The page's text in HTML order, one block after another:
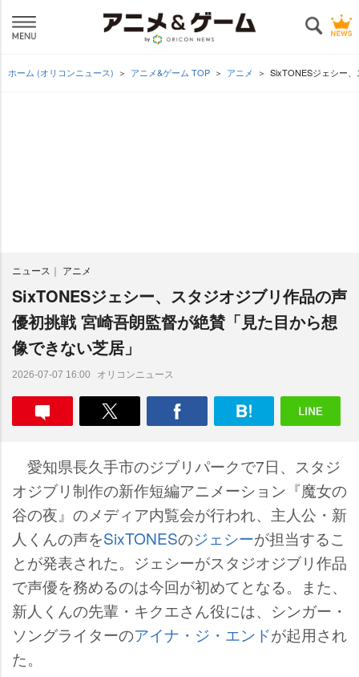
ホーム (オリコンニュース) アニメ&ゲーム TOP アニメ SixTONESジェシー
ニュース アニメ
SixTONESジェシー、スタジオジブリ作品の声
優初挑戦 宮崎吾朗監督が絶賛「見た目から想
像できない芝居」
2026-07-07 16:00 オリコンニュース
愛知県長久手市のジブリパークで7日、スタジ
オジブリ制作の新作短編アニメーション『魔女の
谷の夜』のメディア内覧会が行われ、主人公・新
人くんの声をSixTONESのジェシーが担当するこ
とが発表された。ジェシーがスタジオジブリ作品
で声優を務めるのは今回が初めてとなる。また、
新人くんの先輩・キクエさん役には、シンガー・
ソングライターのアイナ・ジ・エンドが起用され
た。